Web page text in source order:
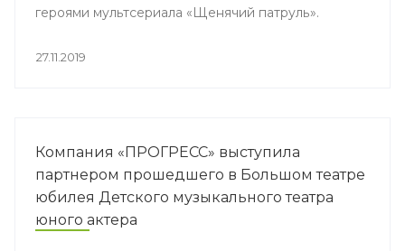
героями мультсериала «Щенячий патруль».
27.11.2019
Компания «ПРОГРЕСС» выступила
партнером прошедшего в Большом театре
юбилея Детского музыкального театра
юного актера